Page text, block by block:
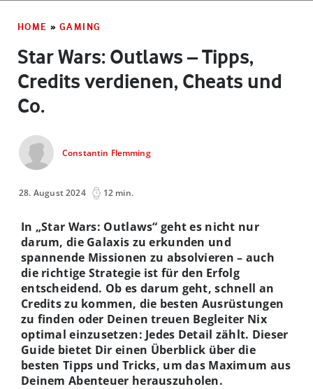
HOME » GAMING
Star Wars: Outlaws – Tipps,
Credits verdienen, Cheats und
Co.
Constantin Flemming
28. August 2024 12 min.
In „Star Wars: Outlaws“ geht es nicht nur
darum, die Galaxis zu erkunden und
spannende Missionen zu absolvieren – auch
die richtige Strategie ist für den Erfolg
entscheidend. Ob es darum geht, schnell an
Credits zu kommen, die besten Ausrüstungen
zu finden oder Deinen treuen Begleiter Nix
optimal einzusetzen: Jedes Detail zählt. Dieser
Guide bietet Dir einen Überblick über die
besten Tipps und Tricks, um das Maximum aus
Deinem Abenteuer herauszuholen.